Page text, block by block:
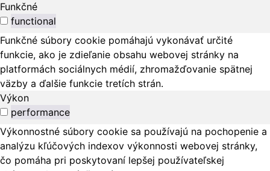
Funkčné
functional
Funkčné súbory cookie pomáhajú vykonávať určité
funkcie, ako je zdieľanie obsahu webovej stránky na
platformách sociálnych médií, zhromažďovanie spätnej
väzby a ďalšie funkcie tretích strán.
Výkon
performance
Výkonnostné súbory cookie sa používajú na pochopenie a
analýzu kľúčových indexov výkonnosti webovej stránky,
čo pomáha pri poskytovaní lepšej používateľskej